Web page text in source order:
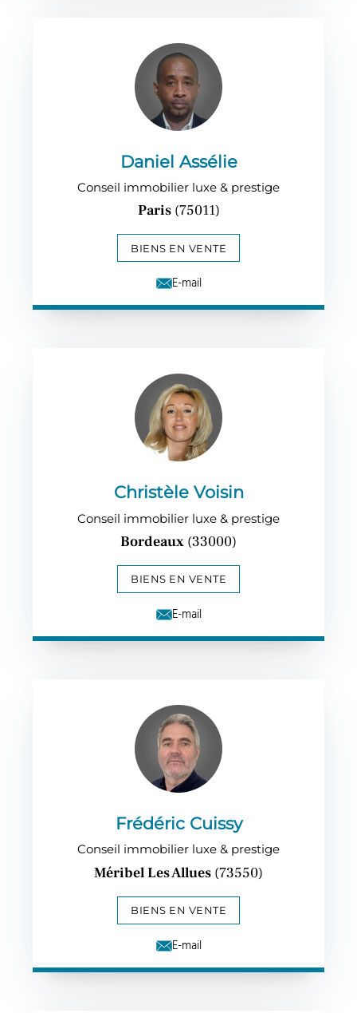
Daniel Assélie
Conseil immobilier luxe & prestige
Paris (75011)
BIENS EN VENTE
E-mail
Christèle Voisin
Conseil immobilier luxe & prestige
Bordeaux (33000)
BIENS EN VENTE
E-mail
Frédéric Cuissy
Conseil immobilier luxe & prestige
Méribel Les Allues (73550)
BIENS EN VENTE
E-mail